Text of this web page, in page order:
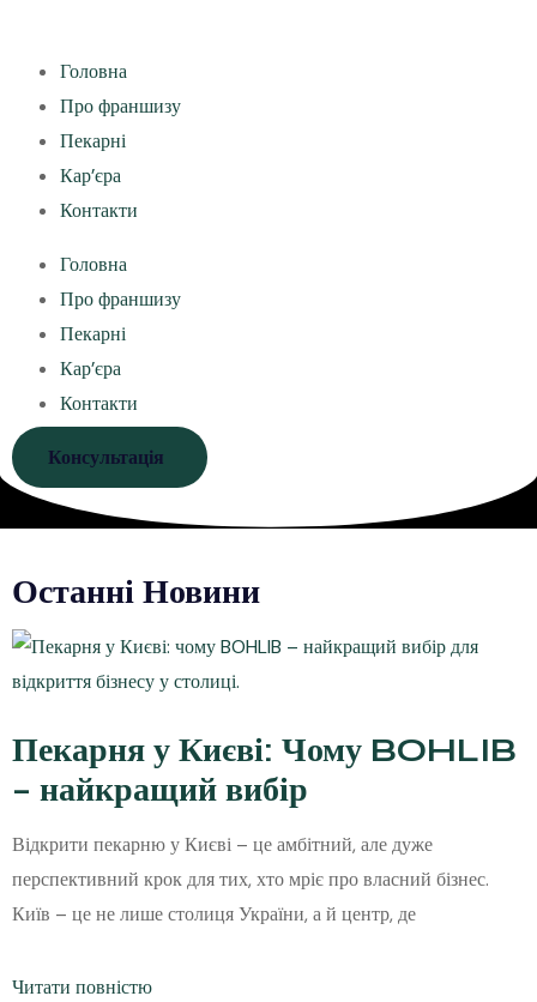
Головна
Про франшизу
Пекарні
Кар’єра
Контакти
Головна
Про франшизу
Пекарні
Кар’єра
Контакти
Консультація
Останні Новини
Пекарня у Києві: Чому BOHLIB
– найкращий вибір
Відкрити пекарню у Києві – це амбітний, але дуже
перспективний крок для тих, хто мріє про власний бізнес.
Київ – це не лише столиця України, а й центр, де
Читати повністю